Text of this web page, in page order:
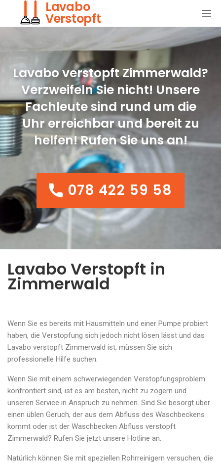
Lavabo
Verstopft
Lavabo verstopft Zimmerwald?
Verzweifeln Sie nicht! Unsere
Fachleute sind rund um die
Uhr erreichbar und bereit zu
helfen! Rufen Sie uns an!
078 422 59 58
078 422 59 58
Lavabo Verstopft in
Zimmerwald
Wenn Sie es bereits mit Hausmitteln und einer Pumpe probiert
haben, die Verstopfung sich jedoch nicht lösen lässt und das
Lavabo verstopft Zimmerwald ist, müssen Sie sich
professionelle Hilfe suchen.
Wenn Sie mit einem schwerwiegenden Verstopfungsproblem
konfrontiert sind, ist es am besten, nicht zu zögern und
unseren Service in Anspruch zu nehmen. Sind Sie besorgt über
einen üblen Geruch, der aus dem Abfluss des Waschbeckens
kommt oder ist der Waschbecken Abfluss verstopft
Zimmerwald? Rufen Sie jetzt unsere Hotline an.
Natürlich können Sie mit speziellen Rohrreinigern versuchen, die